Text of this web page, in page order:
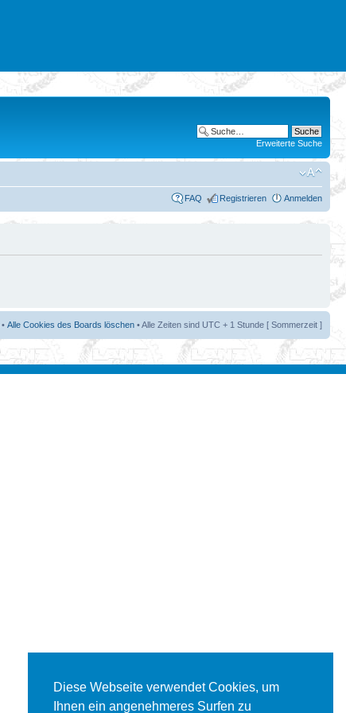
Diese Webseite verwendet Cookies, um
Ihnen ein angenehmeres Surfen zu
Erweiterte Suche
FAQ Registrieren Anmelden
• Alle Cookies des Boards löschen • Alle Zeiten sind UTC + 1 Stunde [ Sommerzeit ]